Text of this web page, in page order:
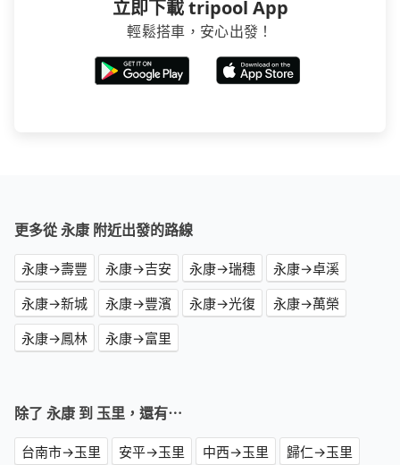
立即下載 tripool App
輕鬆搭車，安心出發！
更多從 永康 附近出發的路線
永康→壽豐 永康→吉安 永康→瑞穗
永康→卓溪
永康→新城
永康→豐濱 永康→光復
永康→萬榮
永康→鳳林
永康→富里
除了 永康 到 玉里，還有⋯
台南市→玉里 安平→玉里 中西→玉里
歸仁→玉里